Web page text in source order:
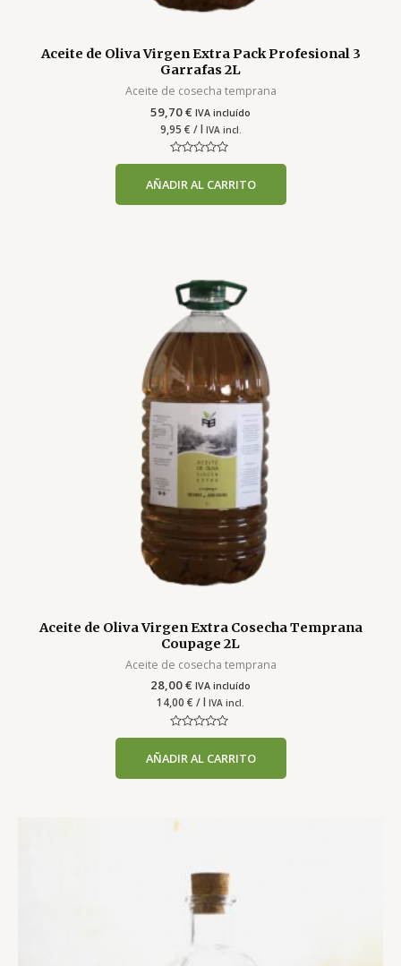
Aceite de Oliva Virgen Extra Pack Profesional 3
Garrafas 2L
Aceite de cosecha temprana
59,70€ IVA incluído
9,95 € / l IVA incl.
Valorado
0
5
AÑADIR AL CARRITO
Aceite de Oliva Virgen Extra Cosecha Temprana
Coupage 2L
Aceite de cosecha temprana
28,00€ IVA incluído
14,00 € / l IVA incl.
Valorado
0
5
AÑADIR AL CARRITO